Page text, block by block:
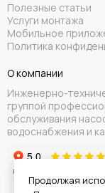
Полезные статьи
Услуги монтажа
Мобильное
Политика
О компании
Инженерно-
группой
обслуживания
водоснабжения и
Продолжая